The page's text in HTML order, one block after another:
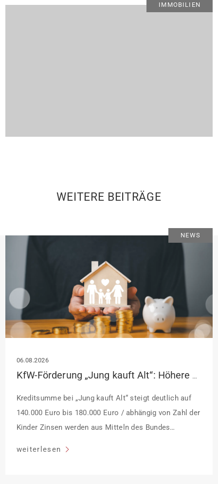
IMMOBILIEN
WEITERE BEITRÄGE
NEWS
06.08.2026
KfW-Förderung „Jung kauft Alt“: Höhere Kredite ab August 2026
Kreditsumme bei „Jung kauft Alt“ steigt deutlich auf
140.000 Euro bis 180.000 Euro / abhängig von Zahl der
Kinder Zinsen werden aus Mitteln des Bundes
weiterlesen